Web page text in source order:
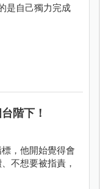
是自己獨力完成
階下！
，他開始覺得會
不想要被指責，